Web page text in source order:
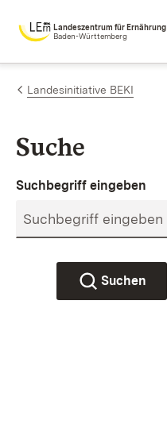
Zum Inhalt springen
Landeszentrum für Ernährung
Baden-Württemberg
Landesinitiative BEKI
Suche
Suchbegriff eingeben
Suchen